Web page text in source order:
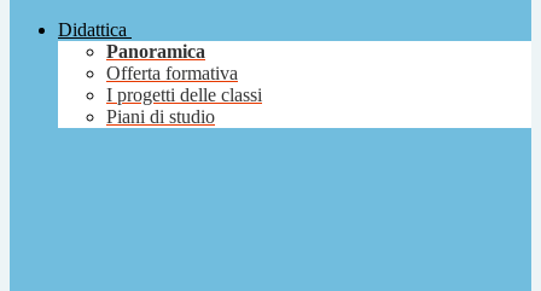
Didattica
Panoramica
Offerta formativa
I progetti delle classi
Piani di studio